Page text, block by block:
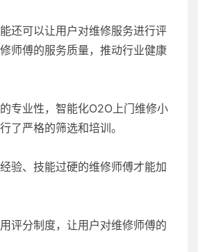
还可以让用户对维修服务进行评
师傅的服务质量，推动行业健康
专业性，智能化O2O上门维修小
了严格的筛选和培训。
验、技能过硬的维修师傅才能加
评分制度，让用户对维修师傅的